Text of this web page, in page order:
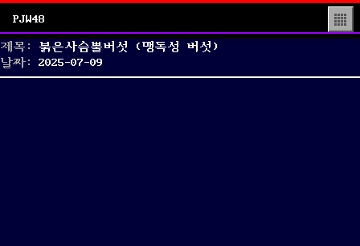
PJW48 ▒
제목:
붉은사슴뿔버섯 (맹독성 버섯)
날짜:
Posted
on
2025-07-09